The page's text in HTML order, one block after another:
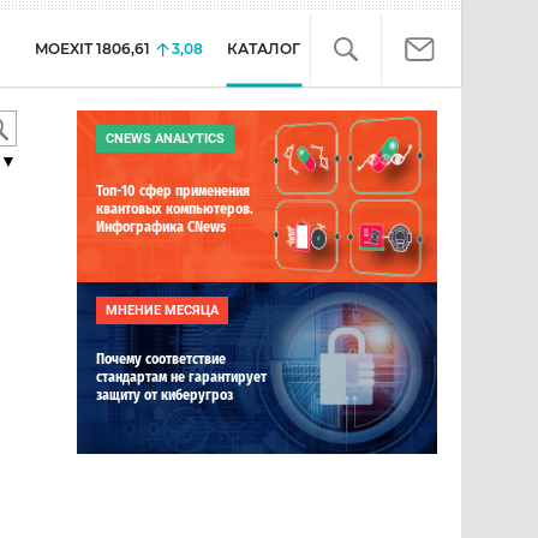
MOEXIT 1806,61 3,08 КАТАЛОГ
▼
CNEWS ANALYTICS
Топ-10 сфер применения
квантовых компьютеров.
Инфографика CNews
МНЕНИЕ МЕСЯЦА
Почему соответствие
стандартам не гарантирует
защиту от киберугроз